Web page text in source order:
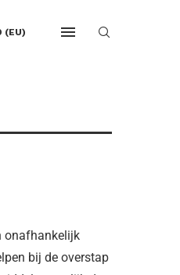
(EU)
onafhankelijk
bij de overstap